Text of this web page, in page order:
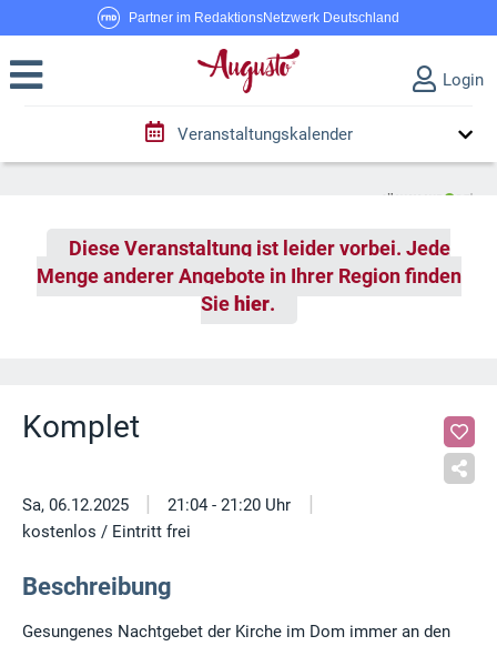
Partner im RedaktionsNetzwerk Deutschland
Login
Veranstaltungskalender
Diese Veranstaltung ist leider vorbei. Jede
Menge anderer Angebote in Ihrer Region finden
Sie hier.
Komplet
Sa, 06.12.2025 | 21:04 - 21:20 Uhr |
kostenlos / Eintritt frei
Beschreibung
Gesungenes Nachtgebet der Kirche im Dom immer an den